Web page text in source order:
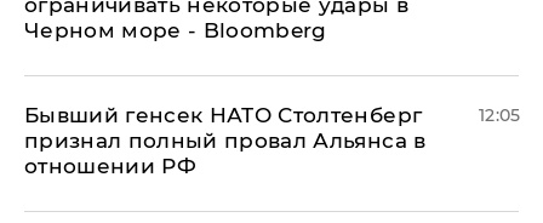
ограничивать некоторые удары в
Черном море - Bloomberg
Бывший генсек НАТО Столтенберг
признал полный провал Альянса в
отношении РФ
12:05